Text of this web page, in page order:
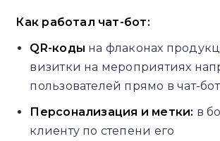
Как работал чат-бот:
QR-коды на флаконах
визитки на мероприятиях
пользователей прямо в чат-
Персонализация и метки: в
клиенту по степени его